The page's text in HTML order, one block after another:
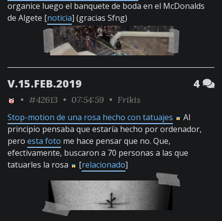
organice luego el banquete de boda en el McDonalds
de Algete [noticia] (gracias Sfng)
V.15.FEB.2019 4
• #42613 • 07:54:59 • Frikis
Stop-motion de una rosa hecho con tatuajes
Al
principio pensaba que estaría hecho por ordenador,
pero esta foto me hace pensar que no. Que,
efectivamente, buscaron a 70 personas a las que
tatuarles la rosa
[relacionado]